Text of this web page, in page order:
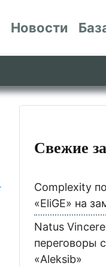
Новости
Свежие
Complexity
«EliGE» на
Natus
переговоры
«Aleksib»